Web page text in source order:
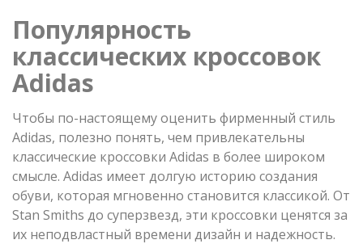
Популярность
классических кроссовок
Adidas
Чтобы по-настоящему оценить фирменный стиль
Adidas, полезно понять, чем привлекательны
классические кроссовки Adidas в более широком
смысле. Adidas имеет долгую историю создания
обуви, которая мгновенно становится классикой. От
Stan Smiths до суперзвезд, эти кроссовки ценятся за
их неподвластный времени дизайн и надежность.